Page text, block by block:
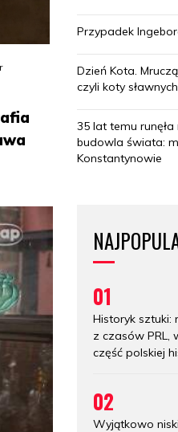
Przypadek
Dzień Kota.
czyli koty
35 lat temu
budowla świata:
Konstantynowie
01
Historyk sztuki:
z czasów PRL,
część polskiej
02
Wyjątkowo